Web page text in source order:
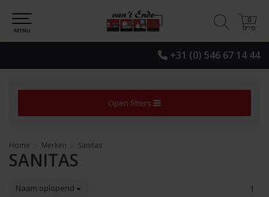
+31 (0) 546 67 14 44
0
0
MENU
Open filters
Home Merken Sanitas
SANITAS
Naam oplopend 1